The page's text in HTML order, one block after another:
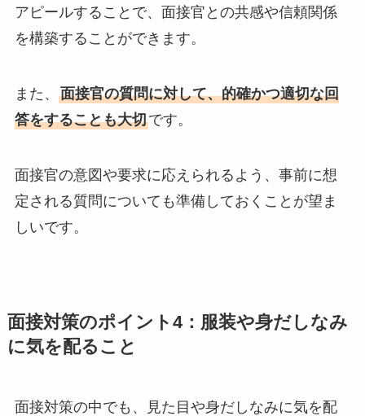
アピールすることで、面接官との共感や信頼関係
を構築することができます。
また、 面接官の質問に対して、的確かつ適切な回
答をすることも大切です。
面接官の意図や要求に応えられるよう、事前に想
定される質問についても準備しておくことが望ま
しいです。
面接対策のポイント4：服装や身だしなみ
に気を配ること
面接対策の中でも、見た目や身だしなみに気を配